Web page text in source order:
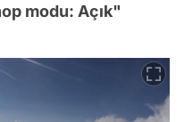
modu: Açık"